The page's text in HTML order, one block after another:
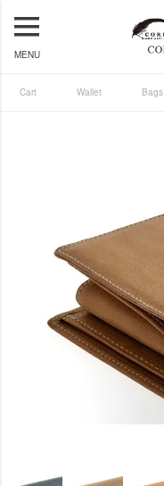
MENU
Cart Wallet Bags